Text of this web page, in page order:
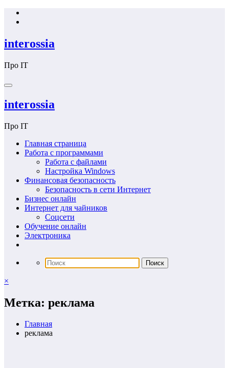
Перейти
interossia
Про IT
interossia
Про IT
Главная страница
Работа с программами
Работа с файлами
Настройка Windows
Финансовая безопасность
Безопасность в сети Интернет
Бизнес онлайн
Интернет для чайников
Соцсети
Обучение онлайн
Электроника
×
Метка: реклама
Главная
реклама